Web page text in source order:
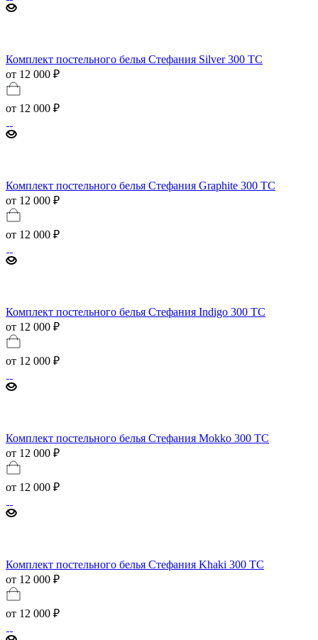
Комплект постельного белья Стефания Silver 300 ТС
от 12 000 ₽
от 12 000 ₽
Комплект постельного белья Стефания Graphite 300 ТС
от 12 000 ₽
от 12 000 ₽
Комплект постельного белья Стефания Indigo 300 ТС
от 12 000 ₽
от 12 000 ₽
Комплект постельного белья Стефания Mokko 300 ТС
от 12 000 ₽
от 12 000 ₽
Комплект постельного белья Стефания Khaki 300 ТС
от 12 000 ₽
от 12 000 ₽